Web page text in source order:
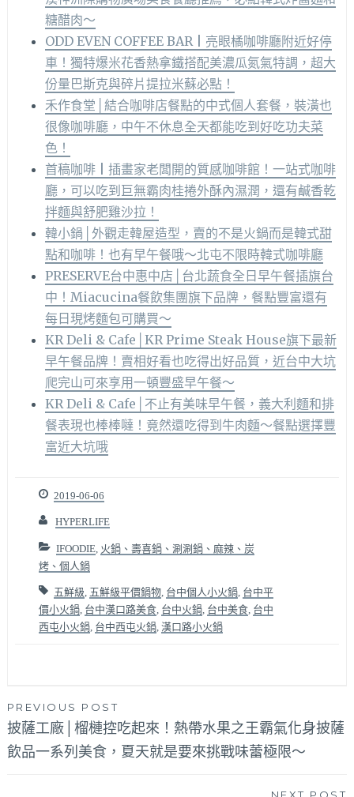
糖醋肉～
ODD EVEN COFFEE BAR | 亮眼橘咖啡廳附近好停
車！獨特爆米花香熱拿鐵搭配美濃瓜氮氣特調，超大
份量巴斯克與碎片提拉米蘇必點！
禾作食堂│結合咖啡店餐點的中式個人套餐，裝潢也
很像咖啡廳，中午不休息全天都能吃到好吃功夫菜
色！
首稿咖啡 | 插畫家老闆開的質感咖啡館！一站式咖啡
廳，可以吃到巨無霸肉桂捲外酥內濕潤，還有鹹香乾
拌麵與舒肥雞沙拉！
韓小鍋│外觀走韓屋造型，賣的不是火鍋而是韓式甜
點和咖啡！也有早午餐哦～北屯不限時韓式咖啡廳
PRESERVE台中惠中店│台北蔬食全日早午餐插旗台
中！Miacucina餐飲集團旗下品牌，餐點豐富還有
每日現烤麵包可購買～
KR Deli & Cafe│KR Prime Steak House旗下最新
早午餐品牌！賣相好看也吃得出好品質，近台中大坑
爬完山可來享用一頓豐盛早午餐～
KR Deli & Cafe│不止有美味早午餐，義大利麵和排
餐表現也棒棒噠！竟然還吃得到牛肉麵～餐點選擇豐
富近大坑哦
2019-06-06
HYPERLIFE
IFOODIE
火鍋、壽喜鍋、涮涮鍋、麻辣、炭
烤、個人鍋
五鮮級 五鮮級平價鍋物, 台中個人小火鍋, 台中平
價小火鍋, 台中漢口路美食, 台中火鍋, 台中美食, 台中
西屯小火鍋, 台中西屯火鍋, 漢口路小火鍋
文
章
導
PREVIOUS POST
披薩工廠│榴槤控吃起來！熱帶水果之王霸氣化身披薩
飲品一系列美食，夏天就是要來挑戰味蕾極限～